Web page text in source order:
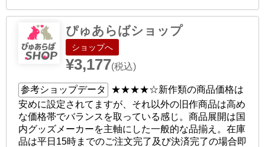
ぴゅあらばショップ
ショップへ
¥3,177(税込)
参考ショップデータ ★★★★☆新作類の商品価格は
安めに設定されてますが、それ以外の旧作商品は高め
な価格帯でバランスを取っている感じ。商品展開は国
内グッズメーカーを主軸にした一般的な品揃え。在庫
品は平日15時までのご注文完了及び決済完了の場合即